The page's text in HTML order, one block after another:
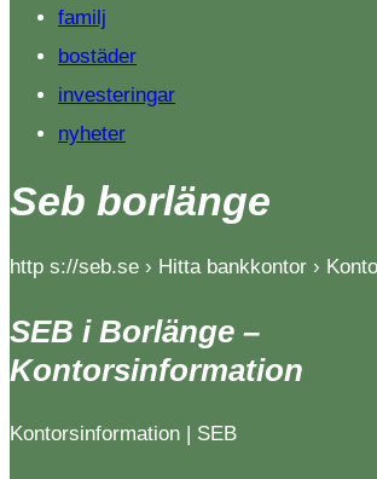
familj
bostäder
investeringar
nyheter
Seb borlänge
http s://seb.se › Hitta bankkontor ›
SEB i Borlänge –
Kontorsinformation
Kontorsinformation | SEB